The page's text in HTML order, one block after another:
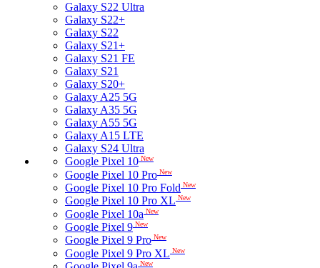
Galaxy S22 Ultra
Galaxy S22+
Galaxy S22
Galaxy S21+
Galaxy S21 FE
Galaxy S21
Galaxy S20+
Galaxy A25 5G
Galaxy A35 5G
Galaxy A55 5G
Galaxy A15 LTE
Galaxy S24 Ultra
Google Pixel 10 New
Google Pixel 10 Pro New
Google Pixel 10 Pro Fold New
Google Pixel 10 Pro XL New
Google Pixel 10a New
Google Pixel 9 New
Google Pixel 9 Pro New
Google Pixel 9 Pro XL New
New